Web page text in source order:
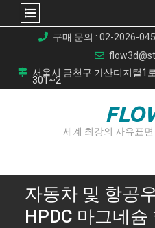
content
구매 문의 : 02-2026-
서울시 금천구 가산디지털1
301~2
세계 최강의 자유표
자동차 및 항공
HPDC 마그네슘